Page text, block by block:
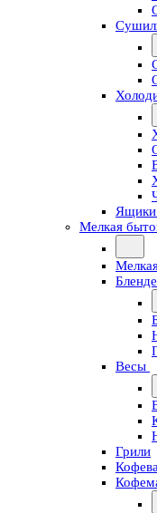
Ящики
Мелкая
Весы
Грили